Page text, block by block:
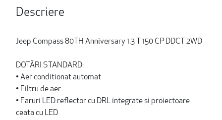
Descriere
Jeep Compass 80TH Anniversary 1.3 T 150 CP DDCT 2WD
DOTĂRI STANDARD:
• Aer conditionat automat
• Filtru de aer
• Faruri LED reflector cu DRL integrate si proiectoare
ceata cu LED